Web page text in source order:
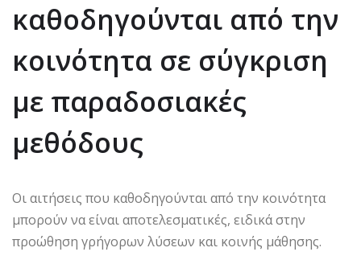
καθοδηγούνται από την
κοινότητα σε σύγκριση
με παραδοσιακές
μεθόδους
Οι αιτήσεις που καθοδηγούνται από την κοινότητα
μπορούν να είναι αποτελεσματικές, ειδικά στην
προώθηση γρήγορων λύσεων και κοινής μάθησης.